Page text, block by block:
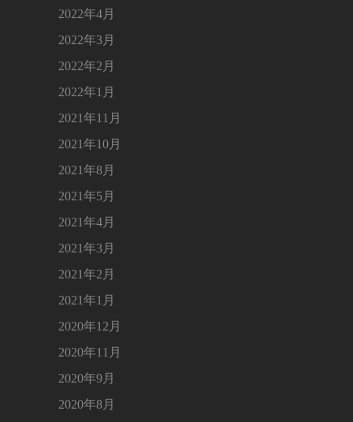
2022年4月
2022年3月
2022年2月
2022年1月
2021年11月
2021年10月
2021年8月
2021年5月
2021年4月
2021年3月
2021年2月
2021年1月
2020年12月
2020年11月
2020年9月
2020年8月